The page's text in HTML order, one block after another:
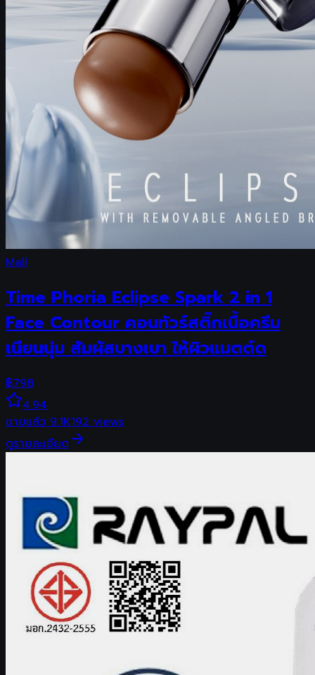
Mall
Time Phoria Eclipse Spark 2 in 1
Face Contour คอนทัวร์สติ๊กเนื้อครีม
เนียนนุ่ม สัมผัสบางเบา ให้ผิวแมตต์ด
฿798
4.94
ขายแล้ว9.1K192views
ดูรายละเอียด